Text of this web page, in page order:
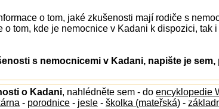
o tom, jaké zkušenosti mají rodiče s
o tom, kde je nemocnice v Kadani k dispozici, tak
s nemocnicemi v Kadani, napište je
o Kadani, nahlédněte sem - do encyklopedie
- porodnice - jesle - školka (mateřská) -